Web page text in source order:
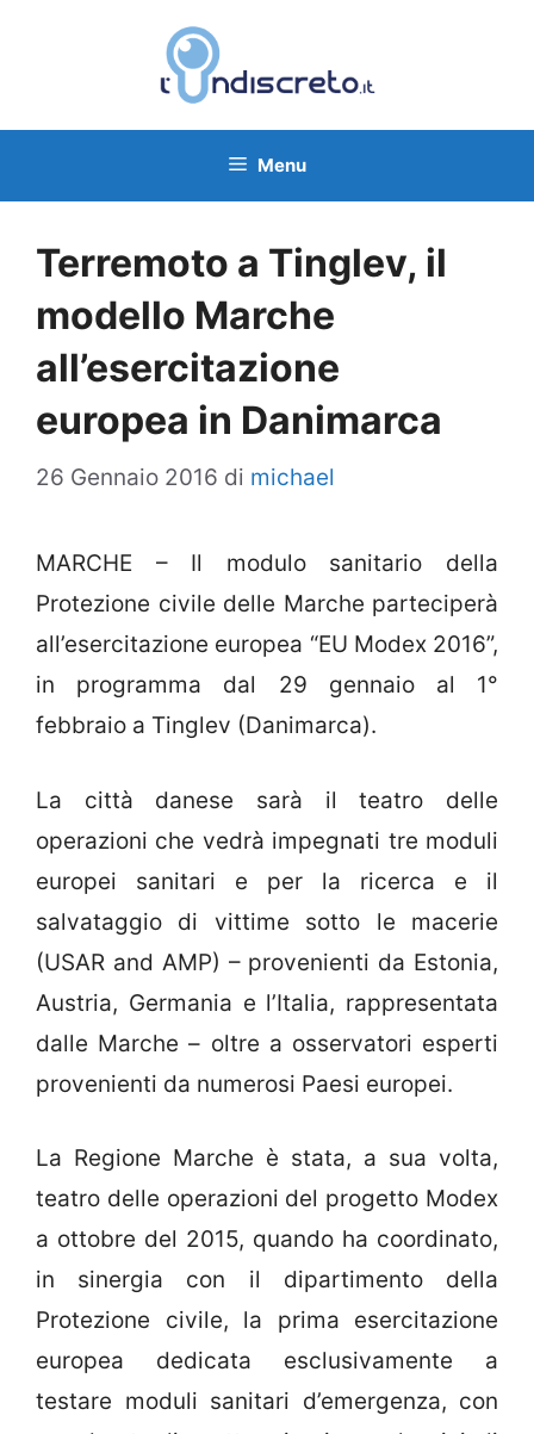
Menu
Terremoto a Tinglev, il
modello Marche
all’esercitazione
europea in Danimarca
26 Gennaio 2016 di michael
MARCHE – Il modulo sanitario della
Protezione civile delle Marche parteciperà
all’esercitazione europea “EU Modex 2016”,
in programma dal 29 gennaio al 1°
febbraio a Tinglev (Danimarca).
La città danese sarà il teatro delle
operazioni che vedrà impegnati tre moduli
europei sanitari e per la ricerca e il
salvataggio di vittime sotto le macerie
(USAR and AMP) – provenienti da Estonia,
Austria, Germania e l’Italia, rappresentata
dalle Marche – oltre a osservatori esperti
provenienti da numerosi Paesi europei.
La Regione Marche è stata, a sua volta,
teatro delle operazioni del progetto Modex
a ottobre del 2015, quando ha coordinato,
in sinergia con il dipartimento della
Protezione civile, la prima esercitazione
europea dedicata esclusivamente a
testare moduli sanitari d’emergenza, con